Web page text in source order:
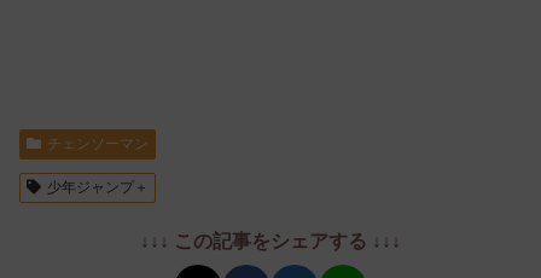
チェンソーマン
少年ジャンプ＋
↓↓↓ この記事をシェアする ↓↓↓